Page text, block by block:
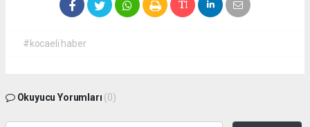
#kocaeli haber
Okuyucu Yorumları (0)